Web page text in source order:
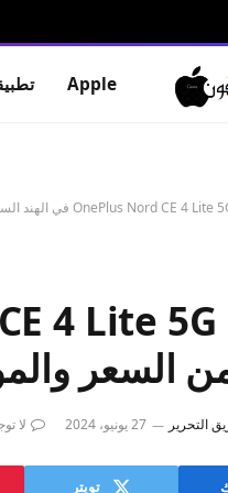
Apple
السعر
التحرير 27 يونيو، 2024 لا
تويتر